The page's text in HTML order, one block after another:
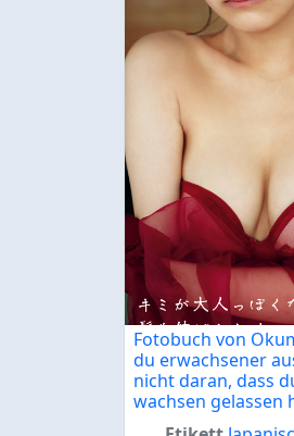
Fotobuch von
du erwachsener
nicht daran, dass
wachsen gelassen